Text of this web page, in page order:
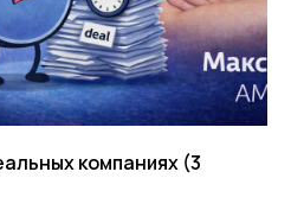
компаниях (3